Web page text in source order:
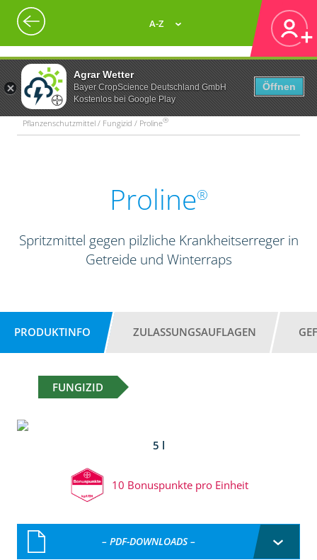
Agrar Wetter
Bayer CropScience Deutschland GmbH
Kostenlos bei Google Play
Öffnen
A-Z
Pflanzenschutzmittel / Fungizid / Proline®
Proline®
Spritzmittel gegen pilzliche Krankheitserreger in
Getreide und Winterraps
PRODUKTINFO ZULASSUNGSAUFLAGEN
FUNGIZID
5 l
10 Bonuspunkte pro Einheit
– PDF-DOWNLOADS –